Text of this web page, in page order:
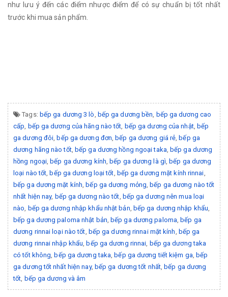
như lưu ý đến các điểm nhược điểm để có sự chuẩn bị tốt nhất
trước khi mua sản phẩm.
Tags: bếp ga dương 3 lò, bếp ga dương bền, bếp ga dương cao
cấp, bếp ga dương của hãng nào tốt, bếp ga dương của nhật, bếp
ga dương đôi, bếp ga dương đơn, bếp ga dương giá rẻ, bếp ga
dương hãng nào tốt, bếp ga dương hồng ngoại taka, bếp ga dương
hồng ngoại, bếp ga dương kính, bếp ga dương là gì, bếp ga dương
loại nào tốt, bếp ga dương loại tốt, bếp ga dương mặt kính rinnai,
bếp ga dương mặt kính, bếp ga dương mỏng, bếp ga dương nào tốt
nhất hiện nay, bếp ga dương nào tốt, bếp ga dương nên mua loại
nào, bếp ga dương nhập khẩu nhật bản, bếp ga dương nhập khẩu,
bếp ga dương paloma nhật bản, bếp ga dương paloma, bếp ga
dương rinnai loại nào tốt, bếp ga dương rinnai mặt kính, bếp ga
dương rinnai nhập khẩu, bếp ga dương rinnai, bếp ga dương taka
có tốt không, bếp ga dương taka, bếp ga dương tiết kiệm ga, bếp
ga dương tốt nhất hiện nay, bếp ga dương tốt nhất, bếp ga dương
tốt, bếp ga dương và âm